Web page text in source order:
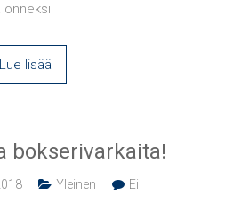
onneksi
Lue lisää
bokserivarkaita!
Yleinen
Ei